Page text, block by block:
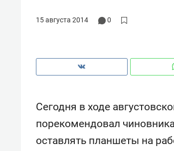
15 августа 2014 0
Сегодня в ходе
порекомендовал
оставлять планшеты на
чем интересен Оман?